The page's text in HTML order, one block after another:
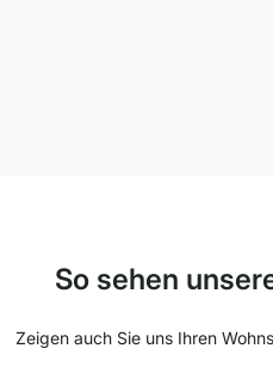
So sehen
Zeigen auch Sie uns Ihren